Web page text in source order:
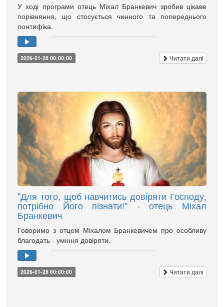
У ході програми отець Міхал Бранкевич зробив цікаве
порівняння, що стосується чинного та попереднього
понтифіка.
2026-01-28 00:00:00 Читати далі
"Для того, щоб навчитись довіряти Господу,
потрібно Його пізнати!" - отець Міхал
Бранкевич
Говоримо з отцем Міхалом Бранкевичем про особливу
благодать - уміння довіряти.
2026-01-28 00:00:00 Читати далі